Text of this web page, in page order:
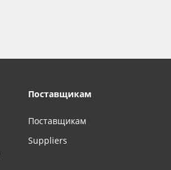
Поставщикам
Поставщикам
Suppliers